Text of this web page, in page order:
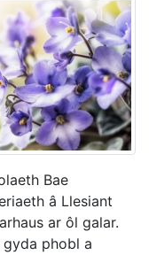
Bae
â Llesiant
ar ôl galar.
phobl a